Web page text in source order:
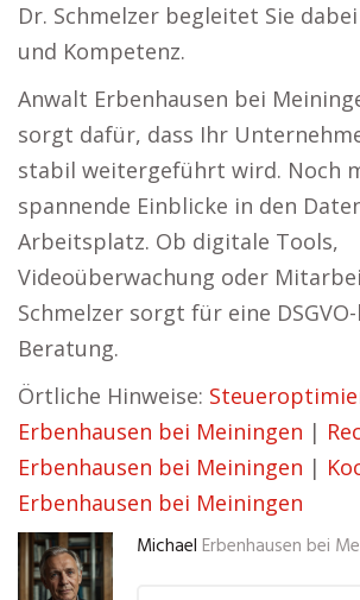
Dr. Schmelzer begleitet Sie
und Kompetenz.
Anwalt Erbenhausen bei
sorgt dafür, dass Ihr
stabil weitergeführt wird. Noch
spannende Einblicke in den
Arbeitsplatz. Ob digitale Tools,
Videoüberwachung oder
Schmelzer sorgt für eine
Beratung.
Örtliche Hinweise:
Erbenhausen bei Meiningen |
Erbenhausen bei Meiningen |
Erbenhausen bei Meiningen
Michael Erbenhausen bei